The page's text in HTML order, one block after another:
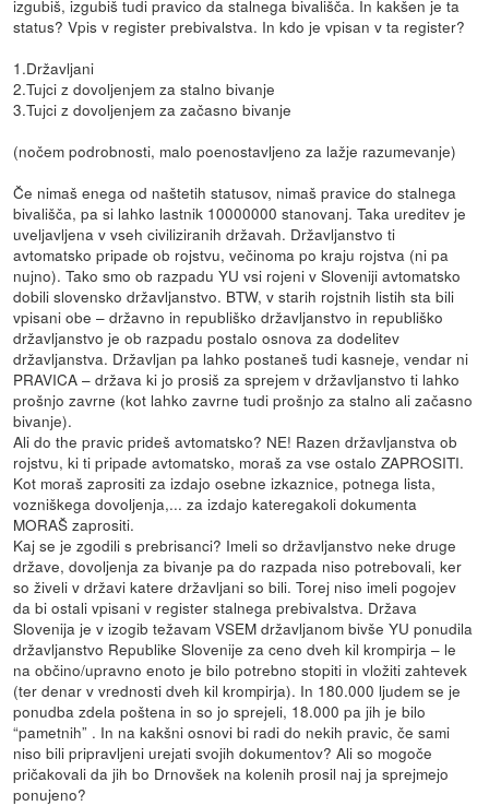
izgubiš, izgubiš tudi pravico da stalnega bivališča. In kakšen je ta
status? Vpis v register prebivalstva. In kdo je vpisan v ta register?
1.Državljani
2.Tujci z dovoljenjem za stalno bivanje
3.Tujci z dovoljenjem za začasno bivanje
(nočem podrobnosti, malo poenostavljeno za lažje razumevanje)
Če nimaš enega od naštetih statusov, nimaš pravice do stalnega
bivališča, pa si lahko lastnik 10000000 stanovanj. Taka ureditev je
uveljavljena v vseh civiliziranih državah. Državljanstvo ti
avtomatsko pripade ob rojstvu, večinoma po kraju rojstva (ni pa
nujno). Tako smo ob razpadu YU vsi rojeni v Sloveniji avtomatsko
dobili slovensko državljanstvo. BTW, v starih rojstnih listih sta bili
vpisani obe – državno in republiško državljanstvo in republiško
državljanstvo je ob razpadu postalo osnova za dodelitev
državljanstva. Državljan pa lahko postaneš tudi kasneje, vendar ni
PRAVICA – država ki jo prosiš za sprejem v državljanstvo ti lahko
prošnjo zavrne (kot lahko zavrne tudi prošnjo za stalno ali začasno
bivanje).
Ali do the pravic prideš avtomatsko? NE! Razen državljanstva ob
rojstvu, ki ti pripade avtomatsko, moraš za vse ostalo ZAPROSITI.
Kot moraš zaprositi za izdajo osebne izkaznice, potnega lista,
vozniškega dovoljenja,... za izdajo kateregakoli dokumenta
MORAŠ zaprositi.
Kaj se je zgodili s prebrisanci? Imeli so državljanstvo neke druge
države, dovoljenja za bivanje pa do razpada niso potrebovali, ker
so živeli v državi katere državljani so bili. Torej niso imeli pogojev
da bi ostali vpisani v register stalnega prebivalstva. Država
Slovenija je v izogib težavam VSEM državljanom bivše YU ponudila
državljanstvo Republike Slovenije za ceno dveh kil krompirja – le
na občino/upravno enoto je bilo potrebno stopiti in vložiti zahtevek
(ter denar v vrednosti dveh kil krompirja). In 180.000 ljudem se je
ponudba zdela poštena in so jo sprejeli, 18.000 pa jih je bilo
“pametnih” . In na kakšni osnovi bi radi do nekih pravic, če sami
niso bili pripravljeni urejati svojih dokumentov? Ali so mogoče
pričakovali da jih bo Drnovšek na kolenih prosil naj ja sprejmejo
ponujeno?